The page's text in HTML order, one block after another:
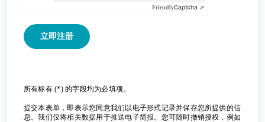
FriendlyCaptcha ⇗
所有标有 (*) 的字段均为必填项。
提交本表单，即表示您同意我们以电子形式记录并保存您所提供的信
息。我们仅将相关数据用于推送电子简报。您可随时撤销授权，例如